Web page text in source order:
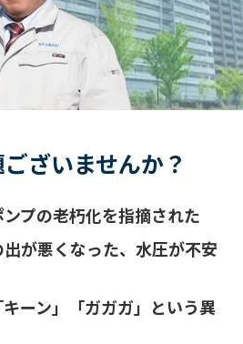
ざいませんか？
プの老朽化を指摘された
が悪くなった、水圧が不安
ーン」「ガガガ」という異